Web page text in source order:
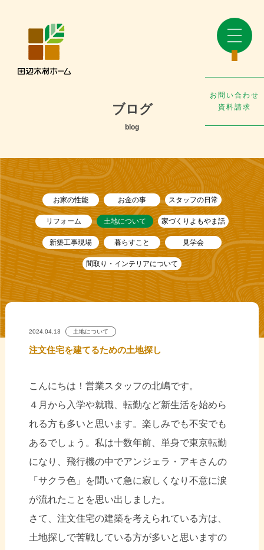
お問い合わせ
資料請求
ブログ
blog
お家の性能 お金の事 スタッフの日常
リフォーム 土地について 家づくりよもやま話
新築工事現場 暮らすこと 見学会
間取り・インテリアについて
2024.04.13 土地について
注文住宅を建てるための土地探し
こんにちは！営業スタッフの北嶋です。
４月から入学や就職、転勤など新生活を始めら
れる方も多いと思います。楽しみでも不安でも
あるでしょう。私は十数年前、単身で東京転勤
になり、飛行機の中でアンジェラ・アキさんの
「サクラ色」を聞いて急に寂しくなり不意に涙
が流れたことを思い出しました。
さて、注文住宅の建築を考えられている方は、
土地探しで苦戦している方が多いと思いますの